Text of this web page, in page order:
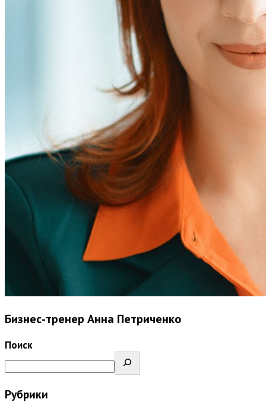
Бизнес-тренер Анна Петриченко
Поиск
Рубрики